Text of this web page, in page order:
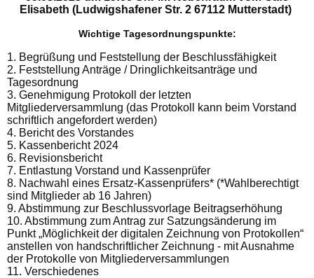
Elisabeth (Ludwigshafener Str. 2 67112 Mutterstadt)
Wichtige Tagesordnungspunkte:
1. Begrüßung und Feststellung der Beschlussfähigkeit
2. Feststellung Anträge / Dringlichkeitsanträge und
Tagesordnung
3. Genehmigung Protokoll der letzten
Mitgliederversammlung (das Protokoll kann beim Vorstand
schriftlich angefordert werden)
4. Bericht des Vorstandes
5. Kassenbericht 2024
6. Revisionsbericht
7. Entlastung Vorstand und Kassenprüfer
8. Nachwahl eines Ersatz-Kassenprüfers* (*Wahlberechtigt
sind Mitglieder ab 16 Jahren)
9. Abstimmung zur Beschlussvorlage Beitragserhöhung
10. Abstimmung zum Antrag zur Satzungsänderung im
Punkt „Möglichkeit der digitalen Zeichnung von Protokollen“
anstellen von handschriftlicher Zeichnung - mit Ausnahme
der Protokolle von Mitgliederversammlungen
11. Verschiedenes